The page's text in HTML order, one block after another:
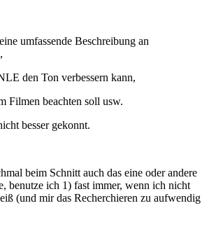
umfassende Beschreibung an
den Ton verbessern kann,
Filmen beachten soll usw.
besser gekonnt.
beim Schnitt auch das eine oder andere
benutze ich 1) fast immer, wenn ich nicht
(und mir das Recherchieren zu aufwendig